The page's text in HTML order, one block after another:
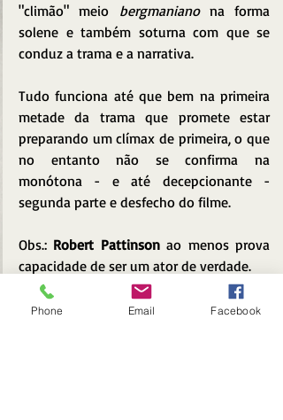
"climão" meio bergmaniano na forma
solene e também soturna com que se
conduz a trama e a narrativa.
Tudo funciona até que bem na primeira
metade da trama que promete estar
preparando um clímax de primeira, o que
no entanto não se confirma na
monótona - e até decepcionante -
segunda parte e desfecho do filme.
Obs.: Robert Pattinson ao menos prova
capacidade de ser um ator de verdade.
Robert Eggers, apesar dos pesares,
também mostra condições de ser algo
Phone Email Facebook